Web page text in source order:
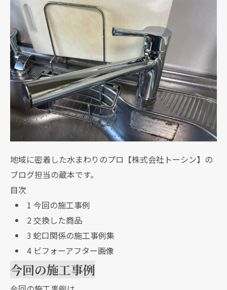
地域に密着した水まわりのプロ【株式会社トーシン】の
ブログ担当の蔵本です。
目次
1 今回の施工事例
2交換した商品
3 蛇口関係の施工事例集
4ビフォーアフター画像
今回の施工事例